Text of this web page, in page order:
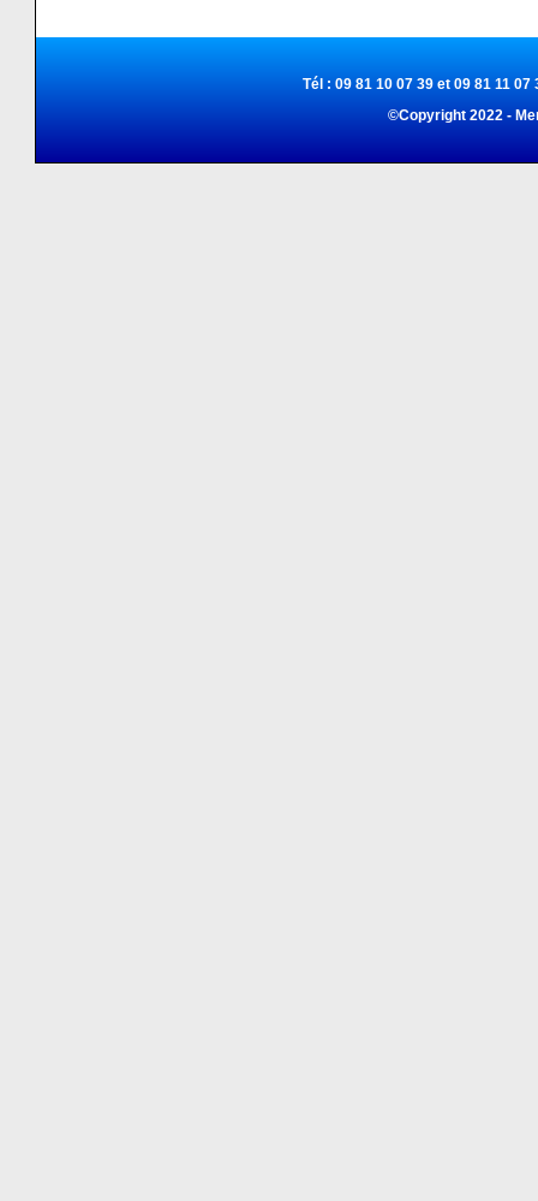
Tél : 09 81 10 07 39 et 09 81 11
©Copyright 2022 -